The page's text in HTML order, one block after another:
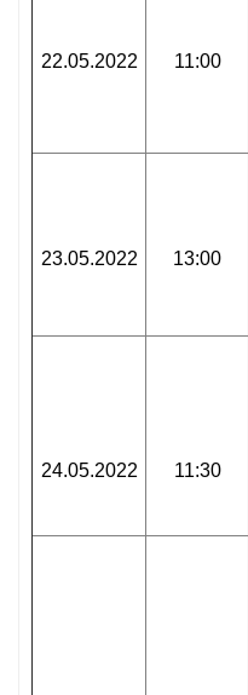
22.05.2022 11:00
23.05.2022 13:00
24.05.2022 11:30